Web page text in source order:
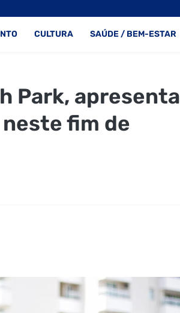
CULTURA SAÚDE / BEM-ESTAR
Park, apresenta
fim de